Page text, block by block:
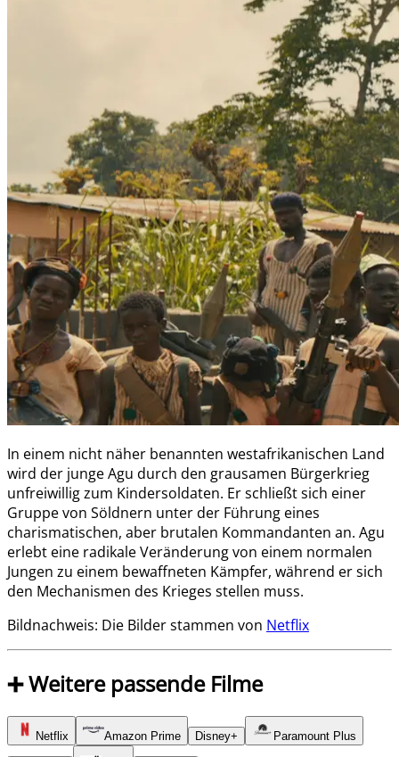
In einem nicht näher benannten westafrikanischen Land
wird der junge Agu durch den grausamen Bürgerkrieg
unfreiwillig zum Kindersoldaten. Er schließt sich einer
Gruppe von Söldnern unter der Führung eines
charismatischen, aber brutalen Kommandanten an. Agu
erlebt eine radikale Veränderung von einem normalen
Jungen zu einem bewaffneten Kämpfer, während er sich
den Mechanismen des Krieges stellen muss.
Bildnachweis: Die Bilder stammen von Netflix
➕ Weitere passende Filme
Netflix Amazon Prime Disney+ Paramount Plus